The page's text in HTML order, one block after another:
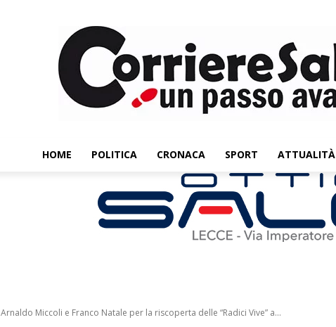
HOME POLITICA CRONACA SPORT ATTUALITÀ
Arnaldo Miccoli e Franco Natale per la riscoperta delle “Radici Vive” a...